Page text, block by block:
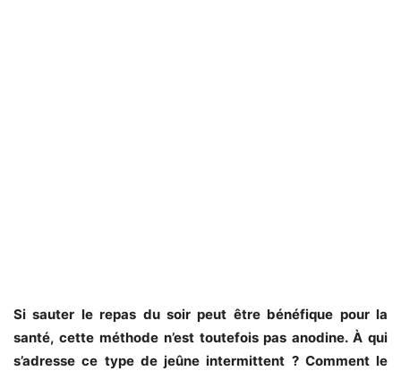
Si sauter le repas du soir peut être bénéfique pour la
santé, cette méthode n’est toutefois pas anodine. À qui
s’adresse ce type de jeûne intermittent ? Comment le